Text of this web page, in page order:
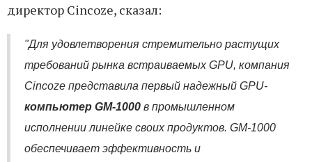
директор Cincoze, сказал:
"Для удовлетворения стремительно растущих
требований рынка встраиваемых GPU, компания
Cincoze представила первый надежный GPU-
компьютер GM-1000 в промышленном
исполнении линейке своих продуктов. GM-1000
обеспечивает эффективность и